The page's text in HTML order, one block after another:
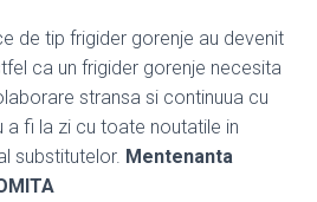
de tip frigider gorenje au devenit
ca un frigider gorenje necesita
stransa si continuua cu
fi la zi cu toate noutatile in
substitutelor. Mentenanta